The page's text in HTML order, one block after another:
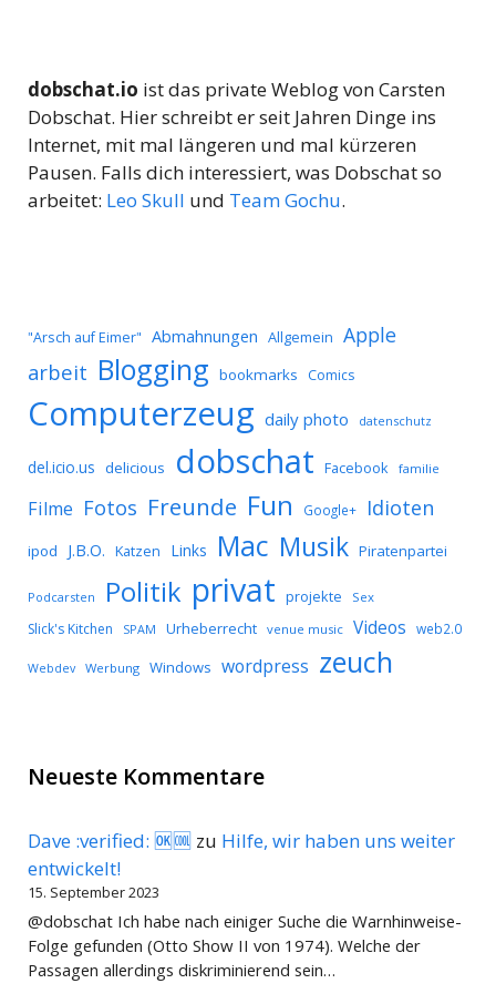
dobschat.io ist das private Weblog von Carsten
Dobschat. Hier schreibt er seit Jahren Dinge ins
Internet, mit mal längeren und mal kürzeren
Pausen. Falls dich interessiert, was Dobschat so
arbeitet: Leo Skull und Team Gochu.
"Arsch auf Eimer" Abmahnungen Allgemein Apple
arbeit Blogging bookmarks Comics
Computerzeug daily photo datenschutz
del.icio.us delicious dobschat Facebook familie
Filme Fotos Freunde Fun Google+ Idioten
ipod J.B.O. Katzen Links Mac Musik Piratenpartei
Podcarsten Politik privat projekte Sex
Slick's Kitchen SPAM Urheberrecht venue music Videos web2.0
Webdev Werbung Windows wordpress zeuch
Neueste Kommentare
Dave :verified: 🆗🆒 zu Hilfe, wir haben uns weiter
entwickelt!
15. September 2023
@dobschat Ich habe nach einiger Suche die Warnhinweise-
Folge gefunden (Otto Show II von 1974). Welche der
Passagen allerdings diskriminierend sein…